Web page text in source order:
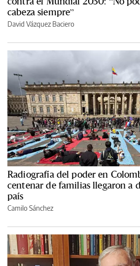
cabeza siempre”
David Vázquez Baciero
Radiografía del poder en
centenar de familias llegaron a
país
Camilo Sánchez